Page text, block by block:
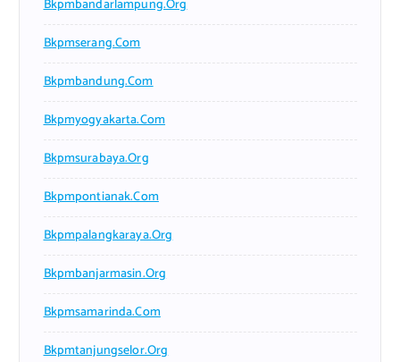
Bkpmbandarlampung.org
Bkpmserang.com
Bkpmbandung.com
Bkpmyogyakarta.com
Bkpmsurabaya.org
Bkpmpontianak.com
Bkpmpalangkaraya.org
Bkpmbanjarmasin.org
Bkpmsamarinda.com
Bkpmtanjungselor.org